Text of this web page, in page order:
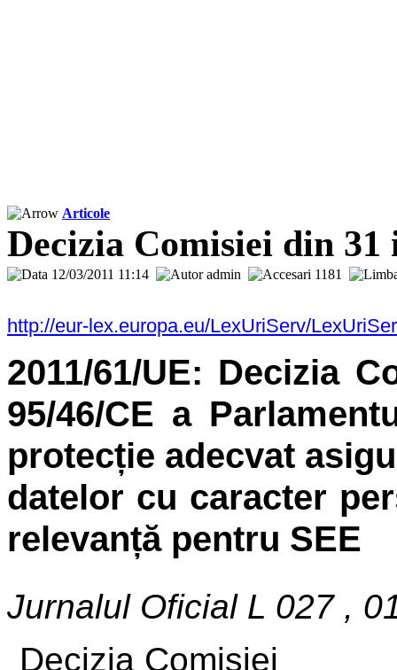
Articole
Decizia Comisiei din
12/03/2011 11:14 admin 1181
http://eur-lex.europa.eu/LexUriServ/
2011/61/UE: Decizia
95/46/CE a
protecție adecvat
datelor cu caracter
relevanță pentru SEE
Jurnalul Oficial L 027 ,
Decizia Comisiei